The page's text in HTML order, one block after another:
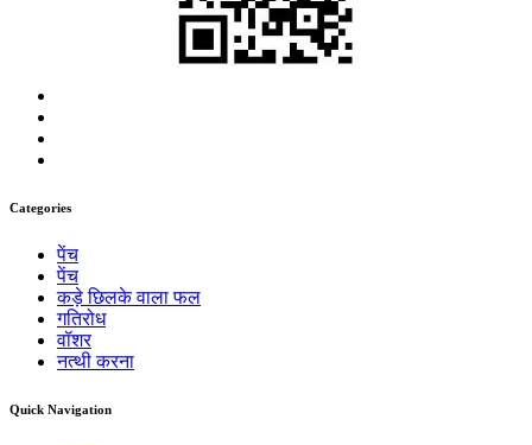
Categories
पेंच
पेंच
कड़े छिलके वाला फल
गतिरोध
वॉशर
नत्थी करना
Quick Navigation